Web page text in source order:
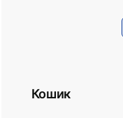
Кошик